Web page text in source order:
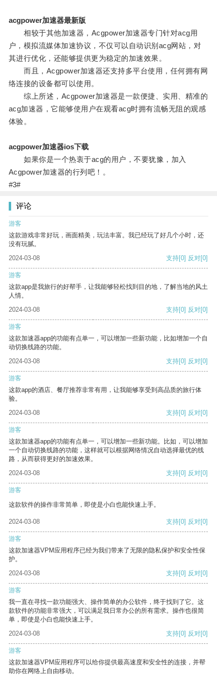
acgpower加速器最新版
相较于其他加速器，Acgpower加速器专门针对acg用
户，模拟流媒体加速协议，不仅可以自动识别acg网站，对
其进行优化，还能够提供更为稳定的加速效果。
而且，Acgpower加速器还支持多平台使用，任何拥有网
络连接的设备都可以使用。
综上所述，Acgpower加速器是一款便捷、实用、精准的
acg加速器，它能够使用户在观看acg时拥有流畅无阻的观感
体验。
acgpower加速器ios下载
如果你是一个热衷于acg的用户，不要犹豫，加入
Acgpower加速器的行列吧！。
#3#
评论
游客
这款游戏非常好玩，画面精美，玩法丰富。我已经玩了好几个小时，还
没有玩腻。
2024-03-08
支持[0] 反对[0]
游客
这款app是我旅行的好帮手，让我能够轻松找到目的地，了解当地的风土
人情。
2024-03-08
支持[0] 反对[0]
游客
这款加速器app的功能有点单一，可以增加一些新功能，比如增加一个自
动切换线路的功能。
2024-03-08
支持[0] 反对[0]
游客
这款app的酒店、餐厅推荐非常有用，让我能够享受到高品质的旅行体
验。
2024-03-08
支持[0] 反对[0]
游客
这款加速器app的功能有点单一，可以增加一些新功能。比如，可以增加
一个自动切换线路的功能，这样就可以根据网络情况自动选择最优的线
路，从而获得更好的加速效果。
2024-03-08
支持[0] 反对[0]
游客
这款软件的操作非常简单，即使是小白也能快速上手。
2024-03-08 支持[0] 反对[0]
游客
这款加速器VPM应用程序已经为我们带来了无限的隐私保护和安全性保
护。
2024-03-08
支持[0] 反对[0]
游客
我一直在寻找一款功能强大、操作简单的办公软件，终于找到了它。这
款软件的功能非常强大，可以满足我日常办公的所有需求。操作也很简
单，即使是小白也能快速上手。
2024-03-08
支持[0] 反对[0]
游客
这款加速器VPM应用程序可以给你提供最高速度和安全性的连接，并帮
助你在网络上自由移动。